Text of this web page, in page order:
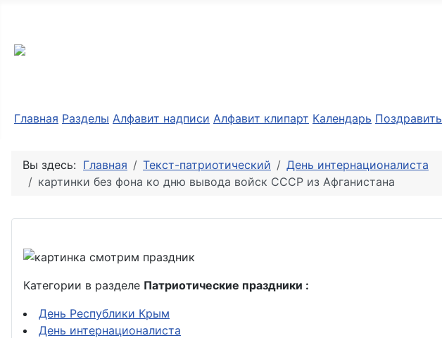
Главная Разделы Алфавит надписи Алфавит клипарт Календарь Поздравить
Вы здесь: Главная Текст-патриотический
День интернационалиста
картинки без фона ко дню вывода войск СССР из Афганистана
Категории в разделе Патриотические праздники :
День Республики Крым
День интернационалиста